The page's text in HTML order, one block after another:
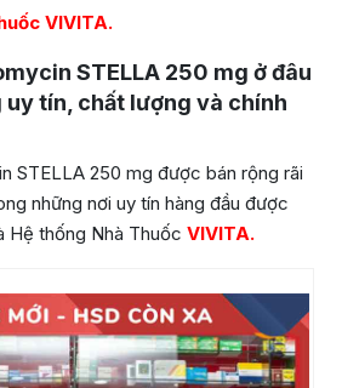
VIVITA.
STELLA 250 mg ở đâu
uy tín, chất lượng và chính
STELLA 250 mg được bán rộng rãi
những nơi uy tín hàng đầu được
Hệ thống Nhà Thuốc VIVITA.